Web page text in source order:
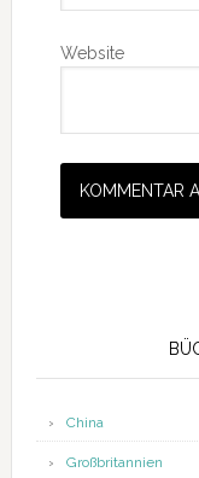
Website
China
Großbritannien